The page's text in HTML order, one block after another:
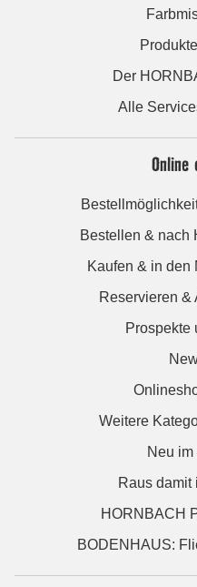
Der
Alle
Online
Bestellen & nach
Kaufen & in den
Reservieren &
Prospekte
Weitere
Neu
Raus damit
HORNBACH
BODENHAUS: